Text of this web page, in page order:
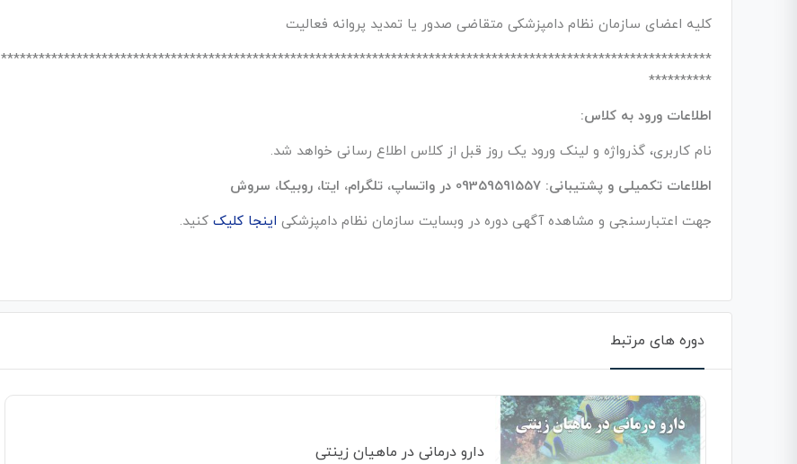
کلیه اعضای سازمان نظام دامپزشکی متقاضی صدور یا تمدید پروانه فعالیت
*****************************************************************************************************************
**********
اطلاعات ورود به کلاس:
نام کاربری، گذرواژه و لینک ورود یک روز قبل از کلاس اطلاع رسانی خواهد شد.
اطلاعات تکمیلی و پشتیبانی: 09359591557 در واتساپ، تلگرام، ایتا، روبیکا، سروش
جهت اعتبارسنجی و مشاهده آگهی دوره در وبسایت سازمان نظام دامپزشکی اینجا کلیککنید.
دوره های مرتبط
دارو درمانی در ماهیان زینتی